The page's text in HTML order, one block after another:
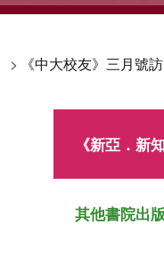
> 《中大校友》三月號
《新亞．新知
其他書院出版